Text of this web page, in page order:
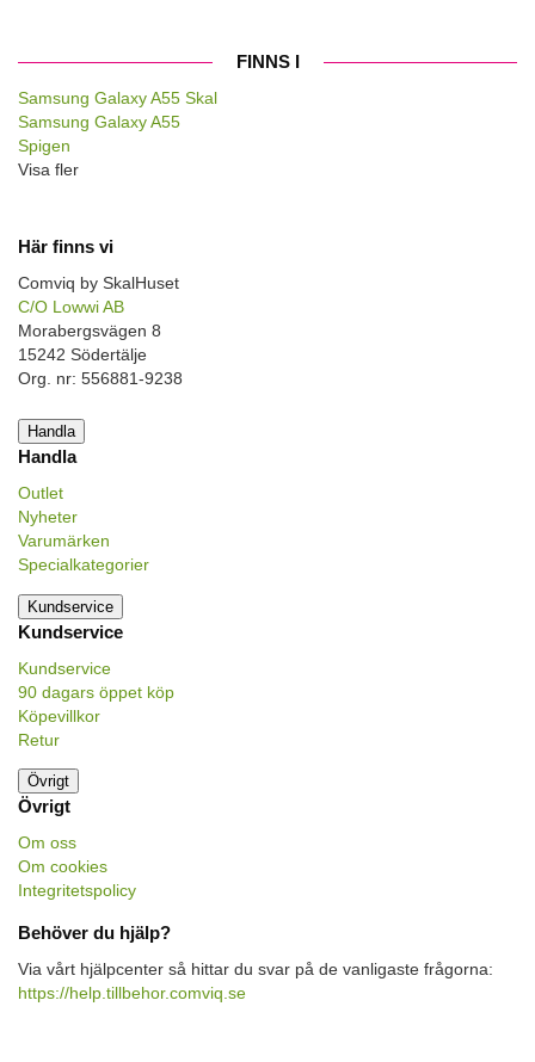
FINNS I
Samsung Galaxy A55 Skal
Samsung Galaxy A55
Spigen
Visa fler
Här finns vi
Comviq by SkalHuset
C/O Lowwi AB
Morabergsvägen 8
15242 Södertälje
Org. nr: 556881-9238
Handla
Handla
Outlet
Nyheter
Varumärken
Specialkategorier
Kundservice
Kundservice
Kundservice
90 dagars öppet köp
Köpevillkor
Retur
Övrigt
Övrigt
Om oss
Om cookies
Integritetspolicy
Behöver du hjälp?
Via vårt hjälpcenter så hittar du svar på de vanligaste frågorna:
https://help.tillbehor.comviq.se